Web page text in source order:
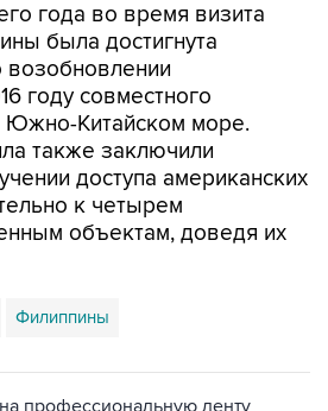
года во время визита
была достигнута
возобновлении
году совместного
Южно-Китайском море.
также заключили
доступа американских
к четырем
объектам, доведя их
Филиппины
профессиональную ленту